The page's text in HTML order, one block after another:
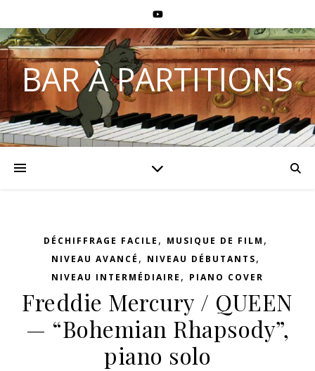
BAR À PARTITIONS
DÉCHIFFRAGE FACILE , MUSIQUE DE FILM ,
NIVEAU AVANCÉ , NIVEAU DÉBUTANTS,
NIVEAU INTERMÉDIAIRE , PIANO COVER
Freddie Mercury / QUEEN
— “Bohemian Rhapsody”,
piano solo